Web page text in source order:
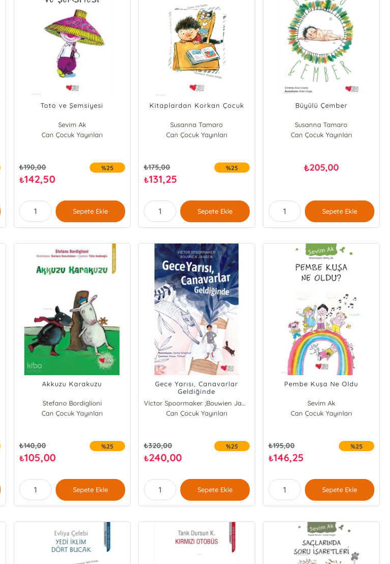
Toto ve Şemsiyesi
Sevim Ak
Can Çocuk Yayınları
₺190,00
₺142,50
%25
Sepete Ekle
Kitaplardan Korkan Çocuk
Susanna Tamaro
Can Çocuk Yayınları
₺175,00
₺131,25
%25
Sepete Ekle
Büyülü Çember
Susanna Tamaro
Can Çocuk Yayınları
₺205,00
Sepete Ekle
Akkuzu Karakuzu
Stefano Bordiglioni
Can Çocuk Yayınları
₺140,00
₺105,00
%25
Sepete Ekle
Gece Yarısı, Canavarlar
Geldiğinde
Victor Spoormaker ;Bouwien Jansen
Can Çocuk Yayınları
₺320,00
₺240,00
%25
Sepete Ekle
Pembe Kuşa Ne Oldu
Sevim Ak
Can Çocuk Yayınları
₺195,00
₺146,25
%25
Sepete Ekle